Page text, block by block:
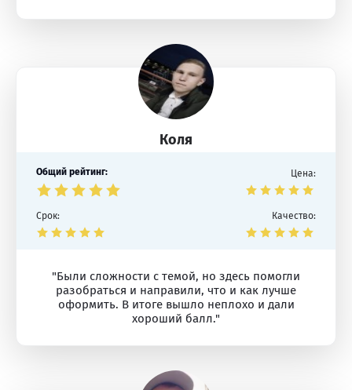
Коля
Общий рейтинг: Цена:
Срок: Качество:
"Были сложности с темой, но здесь помогли
разобраться и направили, что и как лучше
оформить. В итоге вышло неплохо и дали
хороший балл."